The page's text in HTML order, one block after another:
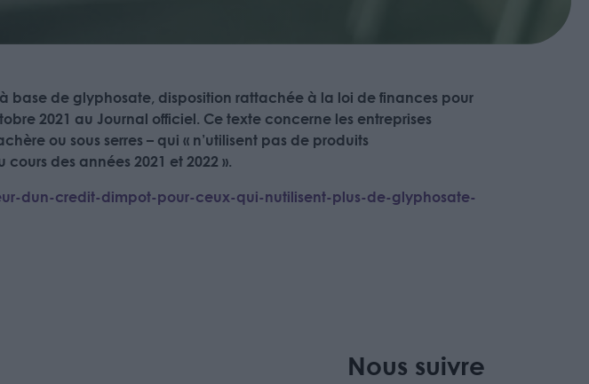
base de glyphosate, disposition rattachée à la loi de finances pour
2021 au Journal officiel. Ce texte concerne les entreprises
ou sous serres – qui « n’utilisent pas de produits
des années 2021 et 2022 ».
dun-credit-dimpot-pour-ceux-qui-nutilisent-plus-de-glyphosate-
Nous suivre